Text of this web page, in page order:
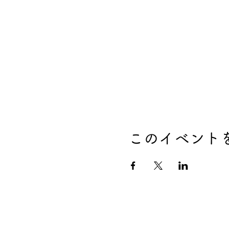
このイベント